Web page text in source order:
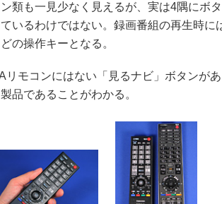
類も一見少なく見えるが、実は4隅にボ
いるわけではない。録画番組の再生時に
の操作キーとなる。
モコンにはない「見るナビ」ボタンが
品であることがわかる。